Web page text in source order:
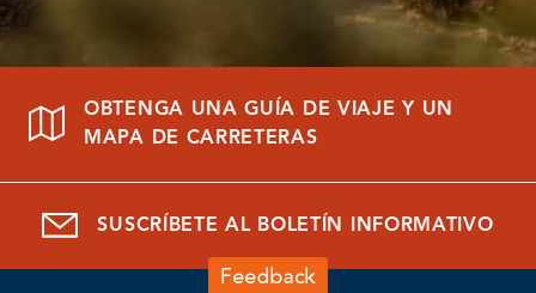
OBTENGA UNA GUÍA DE VIAJE Y UN
MAPA DE CARRETERAS
SUSCRÍBETE AL BOLETÍN INFORMATIVO